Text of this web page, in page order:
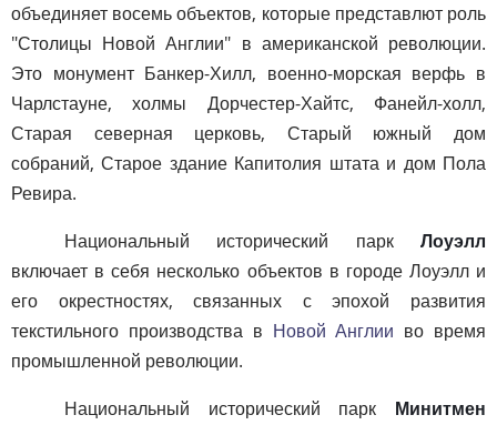
объединяет восемь объектов, которые представлют роль
"Столицы Новой Англии" в американской революции.
Это монумент Банкер-Хилл, военно-морская верфь в
Чарлстауне, холмы Дорчестер-Хайтс, Фанейл-холл,
Старая северная церковь, Старый южный дом
собраний, Старое здание Капитолия штата и дом Пола
Ревира.
Национальный исторический парк Лоуэлл
включает в себя несколько объектов в городе Лоуэлл и
его окрестностях, связанных с эпохой развития
текстильного производства в Новой Англии во время
промышленной революции.
Национальный исторический парк Минитмен